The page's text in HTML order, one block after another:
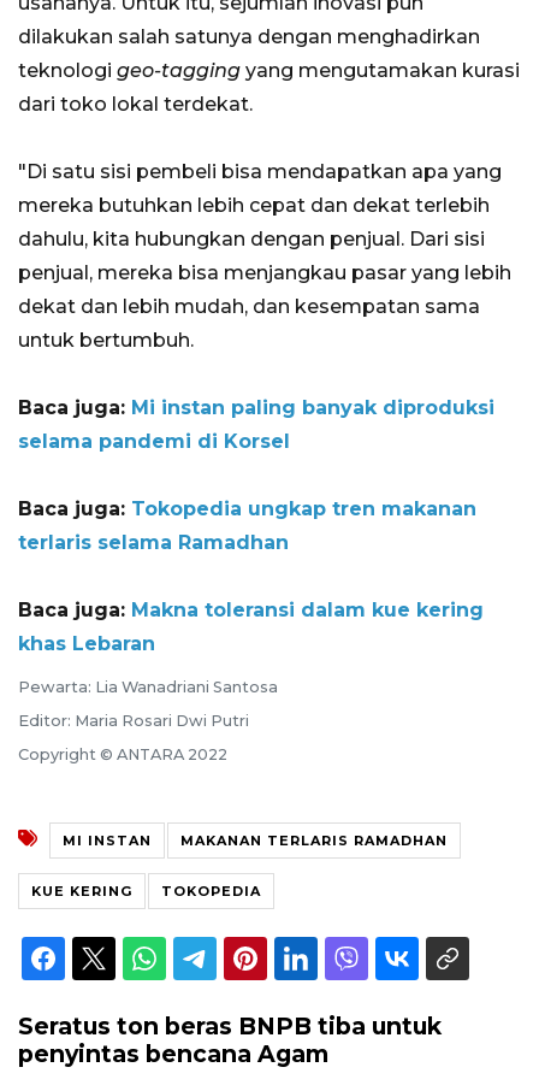
dilakukan salah satunya dengan menghadirkan
teknologi geo-tagging yang mengutamakan kurasi
dari toko lokal terdekat.
"Di satu sisi pembeli bisa mendapatkan apa yang
mereka butuhkan lebih cepat dan dekat terlebih
dahulu, kita hubungkan dengan penjual. Dari sisi
penjual, mereka bisa menjangkau pasar yang lebih
dekat dan lebih mudah, dan kesempatan sama
untuk bertumbuh.
Baca juga: Mi instan paling banyak diproduksi
selama pandemi di Korsel
Baca juga: Tokopedia ungkap tren makanan
terlaris selama Ramadhan
Baca juga: Makna toleransi dalam kue kering
khas Lebaran
Pewarta: Lia Wanadriani Santosa
Editor: Maria Rosari Dwi Putri
Copyright © ANTARA 2022
MI INSTAN MAKANAN TERLARIS RAMADHAN
KUE KERING TOKOPEDIA
Seratus ton beras BNPB tiba untuk
penyintas bencana Agam